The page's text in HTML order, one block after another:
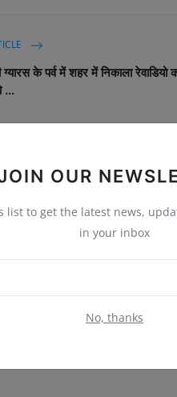
OUR
list to get the latest news,
in your inbox
No, thanks
के पर्व में शहर में निकाला
...